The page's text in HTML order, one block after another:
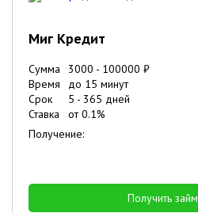
Миг Кредит
Сумма 3000 - 100000 ₽
Время
до 15 минут
Срок
5 - 365 дней
Ставка
от0.1%
Получение:
Получить займ